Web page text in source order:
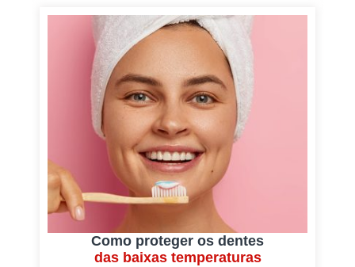
Como proteger os dentes
das baixas temperaturas